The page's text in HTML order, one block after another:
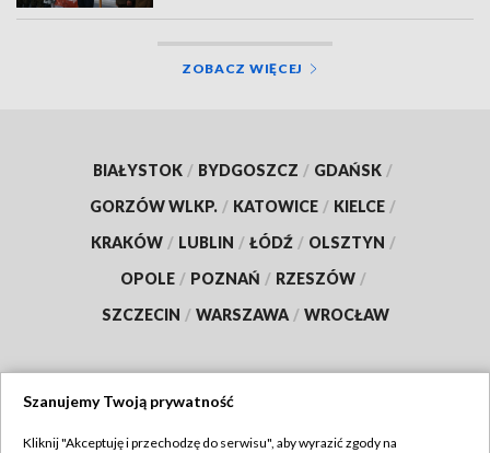
ZOBACZ WIĘCEJ
BIAŁYSTOK / BYDGOSZCZ / GDAŃSK /
GORZÓW WLKP. / KATOWICE / KIELCE /
KRAKÓW / LUBLIN / ŁÓDŹ / OLSZTYN /
OPOLE / POZNAŃ / RZESZÓW /
SZCZECIN / WARSZAWA / WROCŁAW
Szanujemy Twoją prywatność
Kliknij "Akceptuję i przechodzę do serwisu", aby wyrazić zgody na